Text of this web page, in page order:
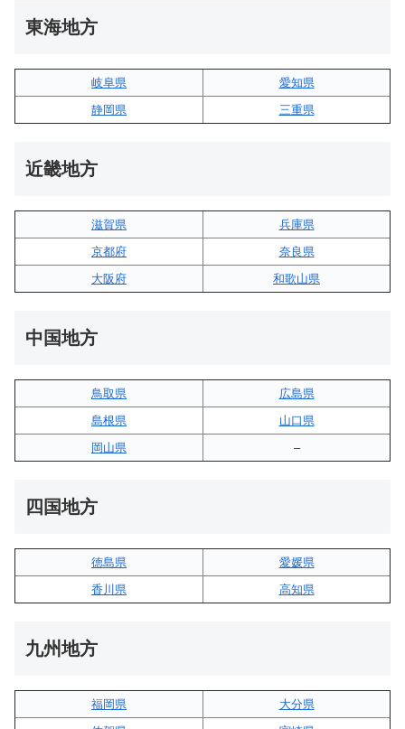
東海地方
岐阜県
愛知県
静岡県
三重県
近畿地方
滋賀県
兵庫県
京都府
奈良県
大阪府
和歌山県
中国地方
鳥取県
広島県
島根県
山口県
岡山県
–
四国地方
徳島県
愛媛県
香川県
高知県
九州地方
福岡県
大分県